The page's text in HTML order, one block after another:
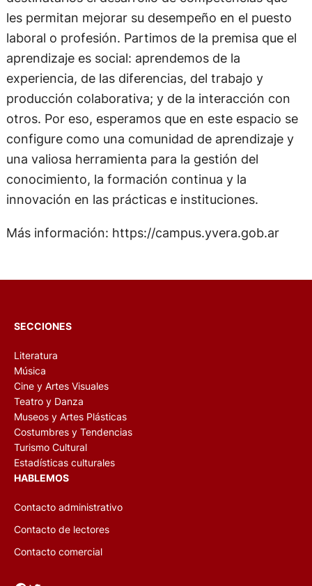
les permitan mejorar su desempeño en el puesto
laboral o profesión. Partimos de la premisa que el
aprendizaje es social: aprendemos de la
experiencia, de las diferencias, del trabajo y
producción colaborativa; y de la interacción con
otros. Por eso, esperamos que en este espacio se
configure como una comunidad de aprendizaje y
una valiosa herramienta para la gestión del
conocimiento, la formación continua y la
innovación en las prácticas e instituciones.
Más información: https://campus.yvera.gob.ar
SECCIONES
Literatura
Música
Cine y Artes Visuales
Teatro y Danza
Museos y Artes Plásticas
Costumbres y Tendencias
Turismo Cultural
Estadísticas culturales
HABLEMOS
Contacto administrativo
Contacto de lectores
Contacto comercial